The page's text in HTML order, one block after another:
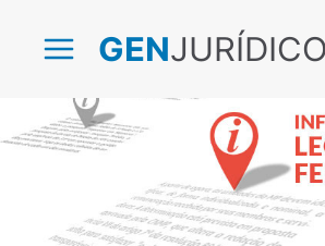
GENJURÍDICO